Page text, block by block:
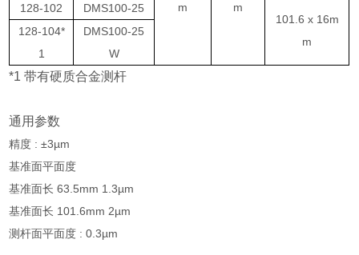
m
m
128-102
DMS100-25
101.6 x 16m
m
128-104*
1
DMS100-25
W
*1 带有硬质合金测杆
通用参数
精度 : ±3µm
基准面平面度
基准面长 63.5mm 1.3µm
基准面长 101.6mm 2µm
测杆面平面度 : 0.3µm